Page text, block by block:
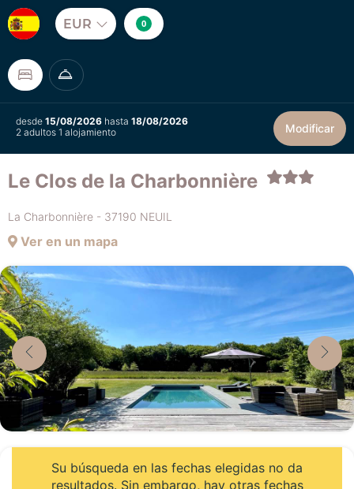
EUR 0
desde 15/08/2026 hasta 18/08/2026
2 adultos 1 alojamiento
Modificar
Le Clos de la Charbonnière
La Charbonnière - 37190 NEUIL
Ver en un mapa
Su búsqueda en las fechas elegidas no da
resultados. Sin embargo, hay otras fechas